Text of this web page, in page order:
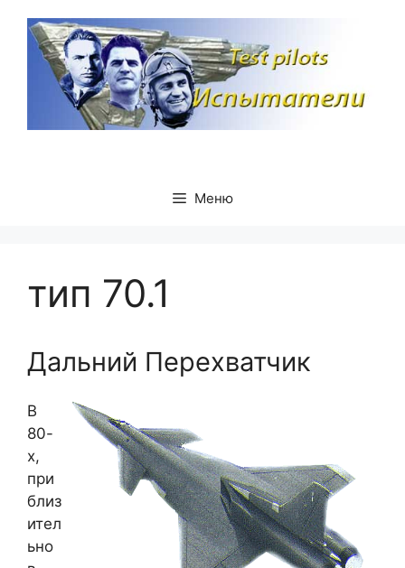
содержимому
Меню
тип 70.1
Дальний Перехватчик
В
80-
х,
при
близ
ител
ьно